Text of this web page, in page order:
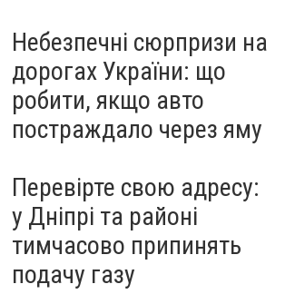
Небезпечні сюрпризи на
дорогах України: що
робити, якщо авто
постраждало через яму
Перевірте свою адресу:
у Дніпрі та районі
тимчасово припинять
подачу газу